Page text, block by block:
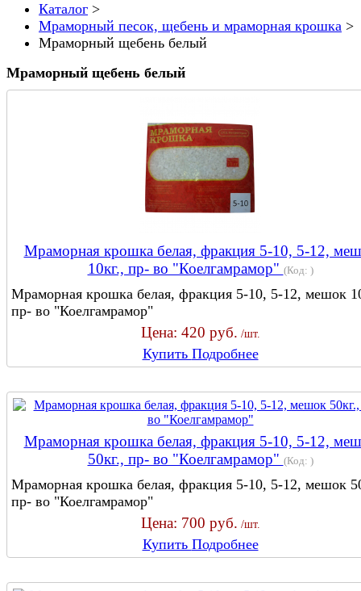
Каталог >
Мраморный песок, щебень и мраморная крошка >
Мраморный щебень белый
Мраморный щебень белый
Мраморная крошка белая, фракция 5-10, 5-12,
10кг., пр- во "Коелгамрамор" (Код: )
Мраморная крошка белая, фракция 5-10, 5-12, мешок
пр- во "Коелгамрамор"
Цена: 420 руб. /шт.
Купить Подробнее
Мраморная крошка белая, фракция 5-10, 5-12,
50кг., пр- во "Коелгамрамор" (Код: )
Мраморная крошка белая, фракция 5-10, 5-12, мешок
пр- во "Коелгамрамор"
Цена: 700 руб. /шт.
Купить Подробнее